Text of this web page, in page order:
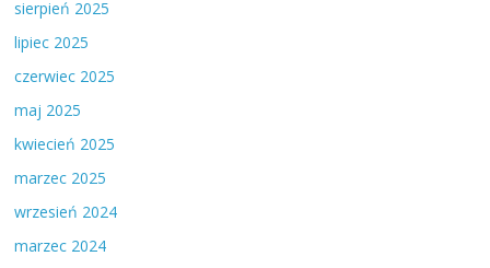
sierpień 2025
lipiec 2025
czerwiec 2025
maj 2025
kwiecień 2025
marzec 2025
wrzesień 2024
marzec 2024